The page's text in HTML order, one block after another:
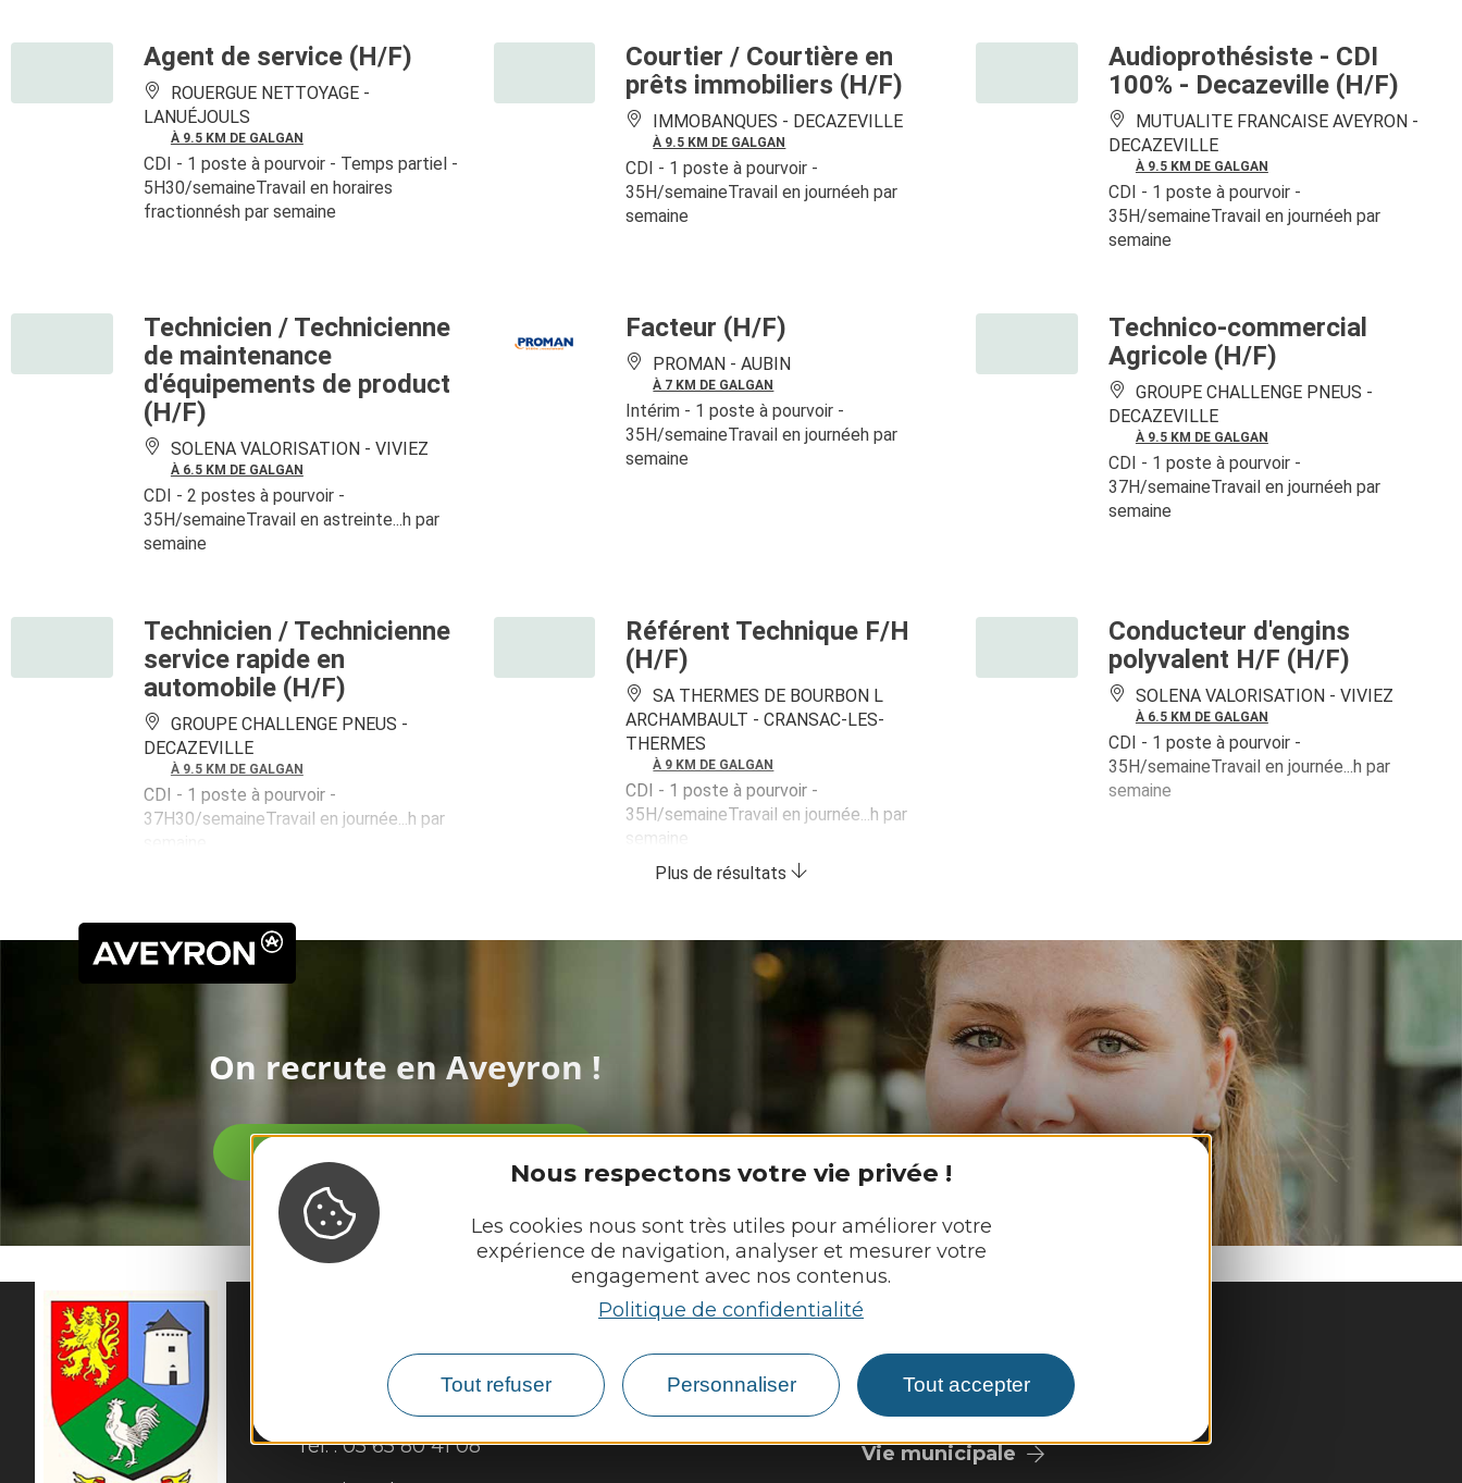
Nous respectons votre vie privée !
Les cookies nous sont très utiles pour améliorer votre
expérience de navigation, analyser et mesurer votre
engagement avec nos contenus.
Politique de confidentialité
Tout refuser Personnaliser Tout accepter
Agent de service (H/F)
ROUERGUE NETTOYAGE -
LANUÉJOULS
À 9.5 KM DE GALGAN
CDI - 1 poste à pourvoir - Temps partiel -
5H30/semaineTravail en horaires
fractionnésh par semaine
Courtier / Courtière en
prêts immobiliers (H/F)
IMMOBANQUES - DECAZEVILLE
À 9.5 KM DE GALGAN
CDI - 1 poste à pourvoir -
35H/semaineTravail en journéeh par
semaine
Audioprothésiste - CDI
100% - Decazeville (H/F)
MUTUALITE FRANCAISE AVEYRON -
DECAZEVILLE
À 9.5 KM DE GALGAN
CDI - 1 poste à pourvoir -
35H/semaineTravail en journéeh par
semaine
Technicien / Technicienne
de maintenance
d'équipements de product
(H/F)
SOLENA VALORISATION - VIVIEZ
À 6.5 KM DE GALGAN
CDI - 2 postes à pourvoir -
35H/semaineTravail en astreinte...h par
semaine
Facteur (H/F)
PROMAN -AUBIN
À 7 KM DE GALGAN
Intérim - 1 poste à pourvoir -
35H/semaineTravail en journéeh par
semaine
Technico-commercial
Agricole (H/F)
GROUPE CHALLENGE PNEUS -
DECAZEVILLE
À 9.5 KM DE GALGAN
CDI - 1 poste à pourvoir -
37H/semaineTravail en journéeh par
semaine
Technicien / Technicienne
service rapide en
automobile (H/F)
GROUPE CHALLENGE PNEUS -
DECAZEVILLE
À 9.5 KM DE GALGAN
CDI - 1 poste à pourvoir -
37H30/semaineTravail en journée...h par
Référent Technique F/H
(H/F)
SA THERMES DE BOURBON L
ARCHAMBAULT -CRANSAC-LES-
THERMES
À 9 KM DE GALGAN
CDI - 1 poste à pourvoir -
35H/semaineTravail en journée...h par
semaine
Conducteur d'engins
polyvalent H/F (H/F)
SOLENA VALORISATION - VIVIEZ
À 6.5 KM DE GALGAN
CDI - 1 poste à pourvoir -
35H/semaineTravail en journée...h par
semaine
Plus de résultats
On recrute enAveyron !
MAIRIE DEGALGAN
56 Rue du Cantou
12220 Galgan
Tél. :05 65 80 41 08
Découvrir
Vie municipale